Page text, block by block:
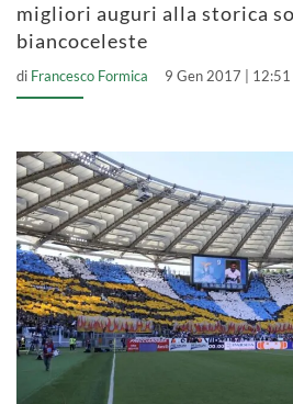
migliori auguri alla storica
biancoceleste
di Francesco Formica 9 Gen 2017 | 12:51